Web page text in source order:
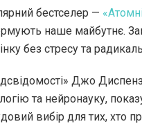
бестселер —
наше майбутнє.
без стресу та
Джо
та нейронауку,
вибір для тих, хто